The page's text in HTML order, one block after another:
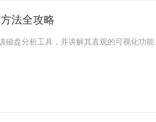
法全攻略
磁盘分析工具，并讲解其直观的可视化功能